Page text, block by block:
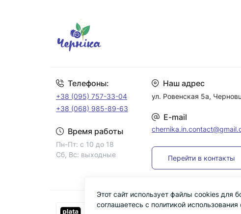
Телефоны:
+38 (095) 757-33-04
+38 (068) 985-89-63
Время работы
Пн-Пт: с 10 до 18
Сб, Вс: выходные
Наш адрес
ул. Ровенская 5а,
E-mail
Перейти в контакты
Этот сайт использует файлы cookies для
соглашаетесь с политикой